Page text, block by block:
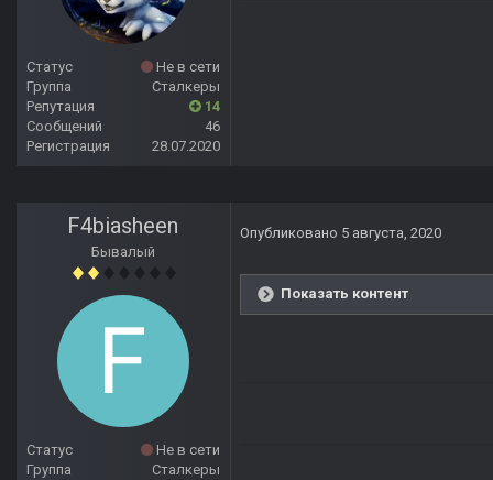
Статус
Не в сети
Группа
Сталкеры
Репутация
14
Сообщений
46
Регистрация
28.07.2020
F4biasheen
Бывалый
Статус
Не в сети
Группа
Сталкеры
Опубликовано 5 августа, 2020
Показать контент